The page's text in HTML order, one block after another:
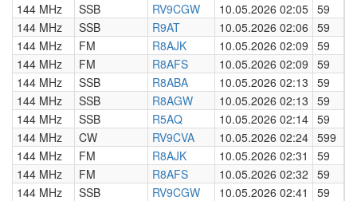
144 MHz
SSB RV9CGW 10.05.2026 02:05 59
144 MHz
SSB R9AT 10.05.2026 02:06 59
144 MHz
FM R8AJK 10.05.2026 02:09 59
144 MHz
FM R8AFS 10.05.2026 02:09 59
144 MHz
SSB R8ABA 10.05.2026 02:13 59
144 MHz
SSB R8AGW 10.05.2026 02:13 59
144 MHz
SSB R5AQ 10.05.2026 02:14 59
144 MHz
CW RV9CVA 10.05.2026 02:24 599
144 MHz
FM R8AJK 10.05.2026 02:31 59
144 MHz
FM R8AFS 10.05.2026 02:32 59
144 MHz
SSB RV9CGW 10.05.2026 02:41 59